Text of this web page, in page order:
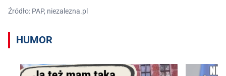
Źródło: PAP, niezalezna.pl
HUMOR